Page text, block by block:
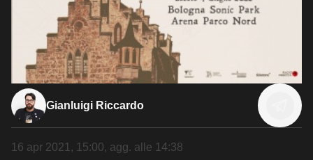
Gianluigi Riccardo
16 apr 2021, 15:00, agg. alle 14:38